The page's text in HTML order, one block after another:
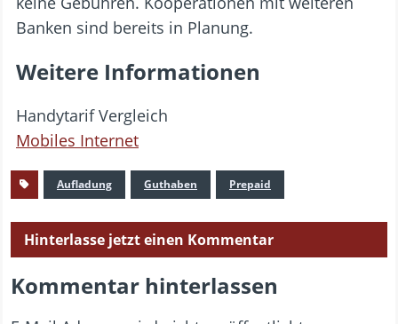
Banken sind bereits in Planung.
Weitere Informationen
Handytarif Vergleich
Mobiles Internet
Aufladung Guthaben Prepaid
Hinterlasse jetzt einen Kommentar
Kommentar hinterlassen